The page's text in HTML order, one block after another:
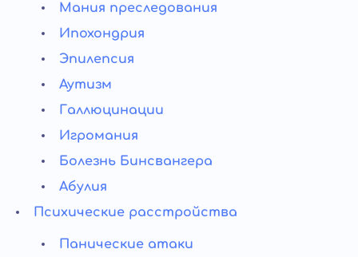
Мания преследования
Ипохондрия
Эпилепсия
Аутизм
Галлюцинации
Игромания
Болезнь Бинсвангера
Абулия
Психические расстройства
Панические атаки